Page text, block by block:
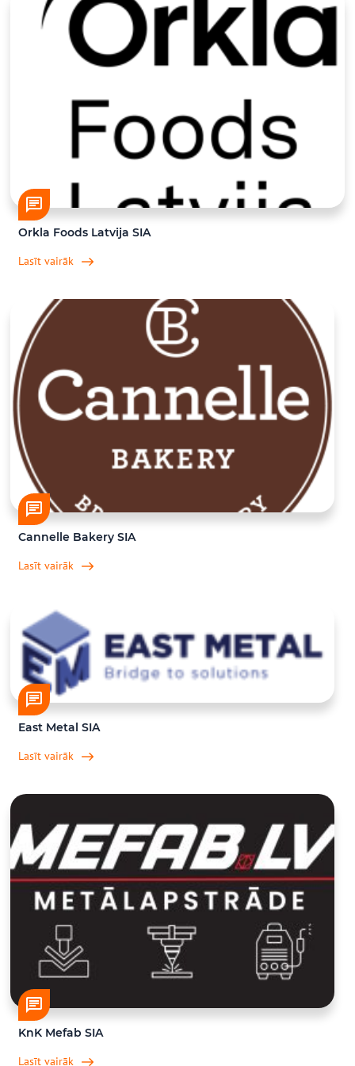
Orkla Foods Latvija SIA
Lasīt vairāk
Cannelle Bakery SIA
Lasīt vairāk
East Metal SIA
Lasīt vairāk
KnK Mefab SIA
Lasīt vairāk